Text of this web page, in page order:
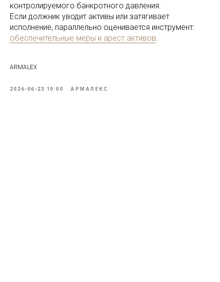
контролируемого банкротного давления.
Если должник уводит активы или затягивает
исполнение, параллельно оценивается инструмент:
обеспечительные меры и арест активов.
ARMALEX
2026-06-23 10:00 АРМАЛЕКС